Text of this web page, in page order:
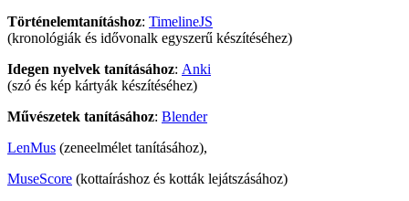
Történelemtanításhoz: TimelineJS
(kronológiák és idővonalk egyszerű készítéséhez)
Idegen nyelvek tanításához: Anki
(szó és kép kártyák készítéséhez)
Művészetek tanításához: Blender
LenMus (zeneelmélet tanításához),
MuseScore (kottaíráshoz és kották lejátszásához)